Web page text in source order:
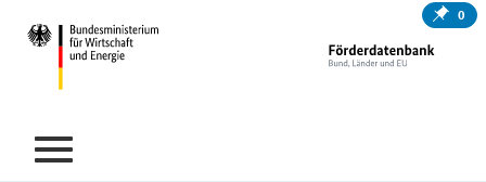
0